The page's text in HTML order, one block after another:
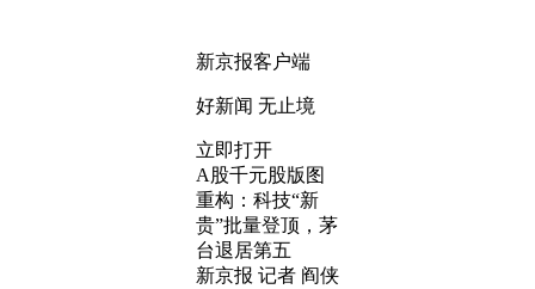
新京报客户端
好新闻 无止境
立即打开
A股千元股版图
重构：科技“新
贵”批量登顶，茅
台退居第五
新京报 记者 阎侠